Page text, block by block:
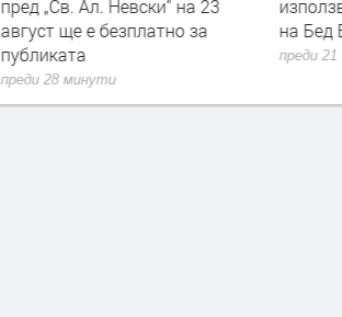
пред „Св. Ал. Невски“ на 23
август ще е безплатно за
публиката
преди 28 минути
на Бед
преди 21